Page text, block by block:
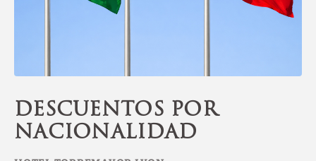
Descuentos por
nacionalidad